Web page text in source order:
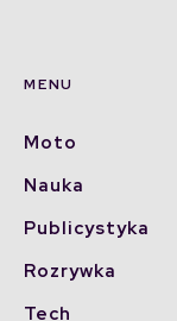
MENU
Moto
Nauka
Publicystyka
Rozrywka
Tech